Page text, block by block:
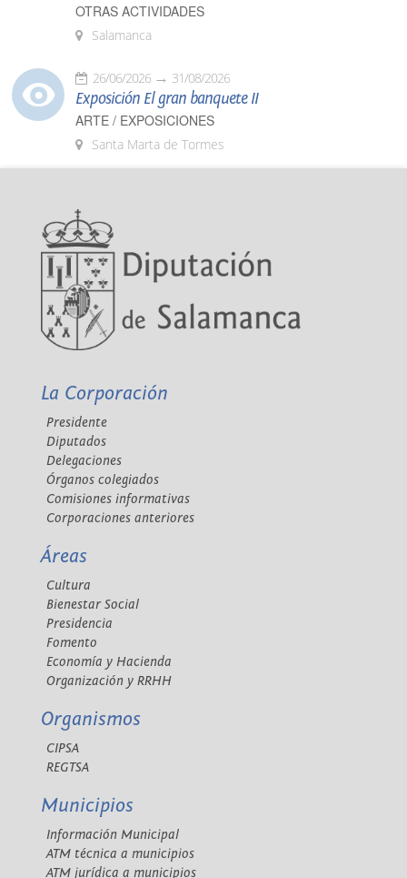
OTRAS ACTIVIDADES
Salamanca
26/06/2026 31/08/2026
Exposición El gran banquete II
ARTE / EXPOSICIONES
Santa Marta de Tormes
La Corporación
Presidente
Diputados
Delegaciones
Órganos colegiados
Comisiones informativas
Corporaciones anteriores
Áreas
Cultura
Bienestar Social
Presidencia
Fomento
Economía y Hacienda
Organización y RRHH
Organismos
CIPSA
REGTSA
Municipios
Información Municipal
ATM técnica a municipios
ATM jurídica a municipios